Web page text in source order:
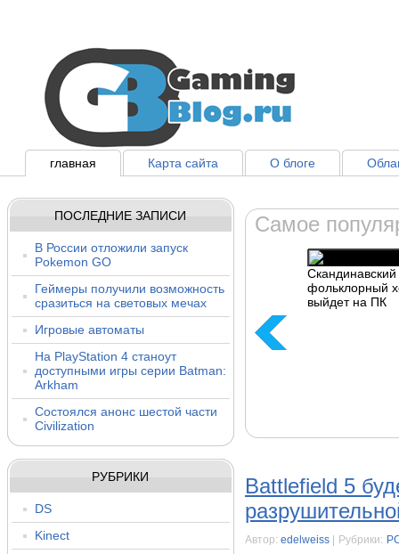
главная Карта сайта О блоге
ПОСЛЕДНИЕ ЗАПИСИ
В России отложили запуск
Pokemon GO
Геймеры получили возможность
сразиться на световых мечах
Игровые автоматы
На PlayStation 4 станоут
доступными игры серии Batman:
Arkham
Состоялся анонс шестой части
Civilization
РУБРИКИ
DS
Kinect
Самое
Cкандинавский
фольклорный
выйдет на ПК
Battlefield 5
Автор: edelweiss Рубрики: